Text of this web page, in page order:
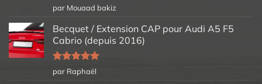
Note5sur
5
par Mouaad bakiz
Becquet / Extension CAP pour Audi A5 F5
Cabrio (depuis 2016)
Note5sur
5
par Raphaël